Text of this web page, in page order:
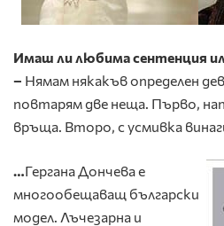
Имаш ли любима сентенция
– Нямам някакъв определен
повтарям две неща. Първо,
връща. Второ, с усмивка
…Гергана Дончева е
многообещаващ български
модел. Лъчезарна и